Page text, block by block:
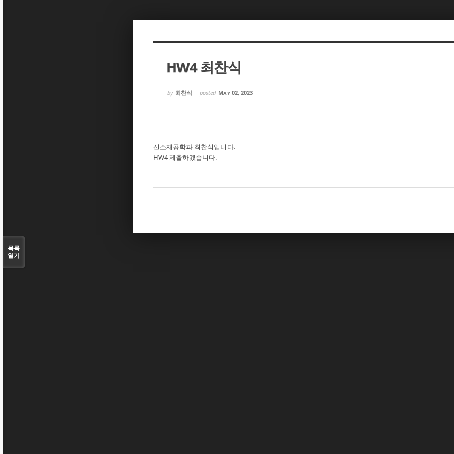
HW4 최찬식
by 최찬식 posted May 02, 2023
신소재공학과 최찬식입니다.
HW4 제출하겠습니다.
목록
열기
Sketchbook5, 스케치북5
Sketchbook5, 스케치북5
Sketchbook5, 스케치북5
Sketchbook5, 스케치북5